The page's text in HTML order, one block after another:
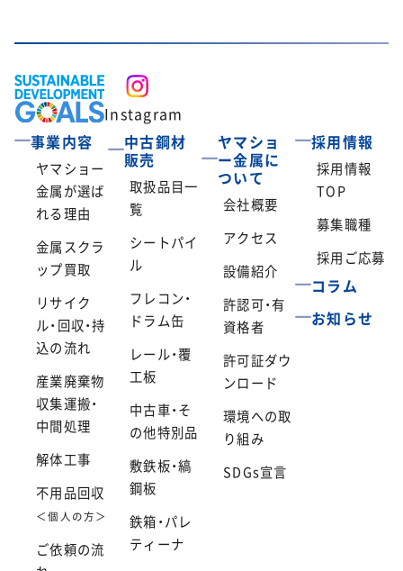
Instagram
事業内容
ヤマショー
金属が選ば
れる理由
金属スクラ
ップ買取
リサイク
ル・回収・持
込の流れ
産業廃棄物
収集運搬・
中間処理
解体工事
不用品回収
＜個人の方＞
ご依頼の流
中古鋼材
販売
取扱品目一
覧
シートパイ
ル
フレコン・
ドラム缶
レール・覆
工板
中古車・そ
の他特別品
敷鉄板・縞
鋼板
鉄箱・パレ
ティーナ
ヤマショ
ー金属に
ついて
会社概要
アクセス
設備紹介
許認可・有
資格者
許可証ダウ
ンロード
環境への取
り組み
SDGs宣言
採用情報
採用情報
TOP
募集職種
採用ご応募
コラム
お知らせ